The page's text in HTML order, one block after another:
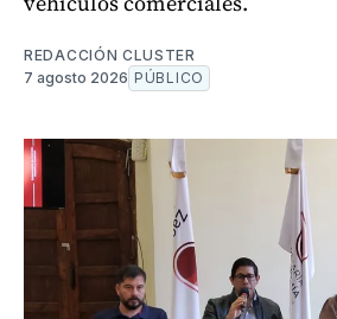
REDACCIÓN CLUSTER
7 agosto 2026 PÚBLICO